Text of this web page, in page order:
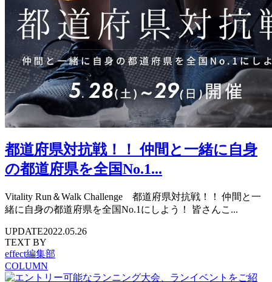
都道府県対抗戦！！ 仲間と一緒に自身
の都道府県を全国No.1...
Vitality Run＆Walk Challenge 都道府県対抗戦！！ 仲間と一
緒に自身の都道府県を全国No.1にしよう！ 皆さんこ...
UPDATE2022.05.26
TEXT BY
effect編集部
COLUMN